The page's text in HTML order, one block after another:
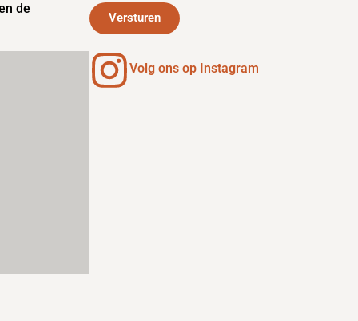
de
Versturen
Volg ons op Instagram